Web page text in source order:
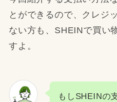
とができるので、クレジ
ない方も、SHEINで買い
すよ。
もしSHEINの